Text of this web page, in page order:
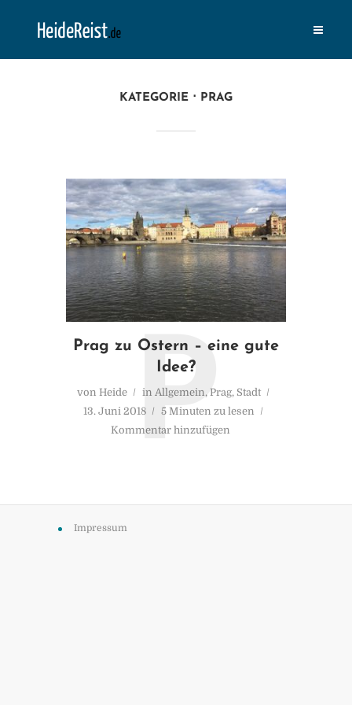
KATEGORIE PRAG
Prag zu Ostern – eine gute
Idee?
von Heide in Allgemein, Prag, Stadt
13. Juni 2018
5 Minuten zu lesen
Kommentar hinzufügen
P
Impressum